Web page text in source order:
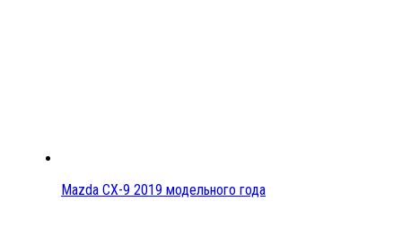
Mazda CX-9 2019 модельного года